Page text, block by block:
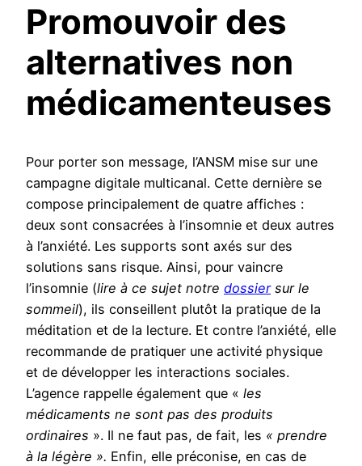
Promouvoir des
alternatives non
médicamenteuses
Pour porter son message, l’ANSM mise sur une
campagne digitale multicanal. Cette dernière se
compose principalement de quatre affiches :
deux sont consacrées à l’insomnie et deux autres
à l’anxiété. Les supports sont axés sur des
solutions sans risque. Ainsi, pour vaincre
l’insomnie (lire à ce sujet notre dossiersur le
sommeil), ils conseillent plutôt la pratique de la
méditation et de la lecture. Et contre l’anxiété, elle
recommande de pratiquer une activité physique
et de développer les interactions sociales.
L’agence rappelle également que « les
médicaments ne sont pas des produits
ordinaires ». Il ne faut pas, de fait, les « prendre
à la légère ». Enfin, elle préconise, en cas de